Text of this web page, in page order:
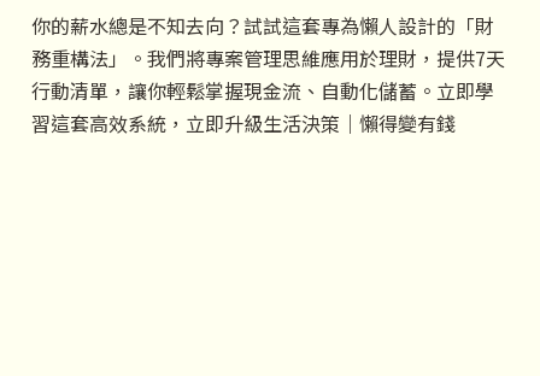
你的薪水總是不知去向？試試這套專為懶人設計的「財
務重構法」。我們將專案管理思維應用於理財，提供7天
行動清單，讓你輕鬆掌握現金流、自動化儲蓄。立即學
習這套高效系統，立即升級生活決策｜懶得變有錢